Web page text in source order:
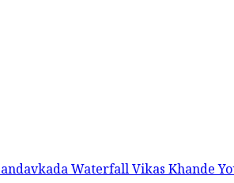
WaterfallVikas Khande